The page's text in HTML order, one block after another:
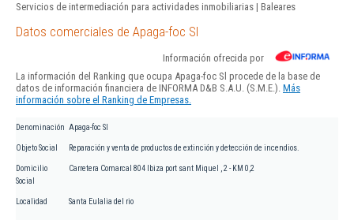
Servicios de intermediación para actividades inmobiliarias | Baleares
Datos comerciales de Apaga-foc Sl
Información ofrecida por
La información del Ranking que ocupa Apaga-foc Sl procede de la base de
datos de información financiera de INFORMA D&B S.A.U. (S.M.E.). Más
información sobre el Ranking de Empresas.
Denominación Apaga-foc Sl
Objeto Social Reparación y venta de productos de extinción y detección de incendios.
Domicilio
Social
Carretera Comarcal 804 Ibiza port sant Miquel , 2 - KM 0,2
Localidad Santa Eulalia del rio